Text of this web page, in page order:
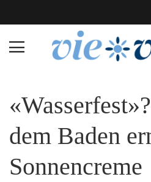
dem Baden
Sonnencreme